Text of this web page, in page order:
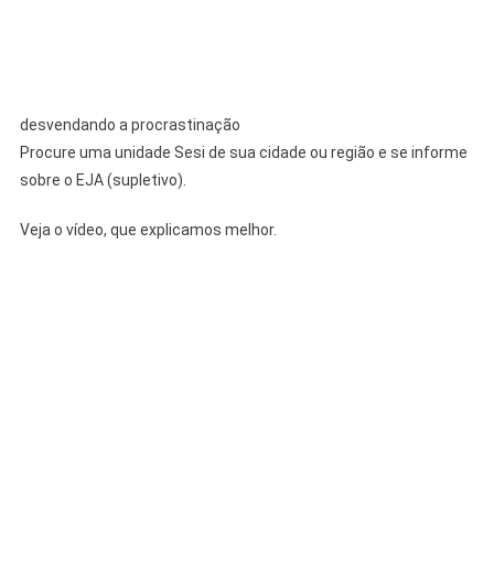
desvendando a procrastinação
Procure uma unidade Sesi de sua cidade ou região e se informe
sobre o EJA (supletivo).
Veja o vídeo, que explicamos melhor.